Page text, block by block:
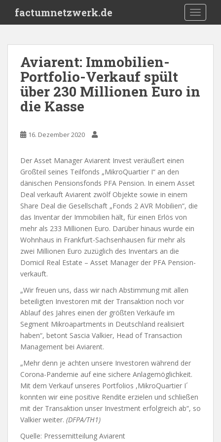
i
factumnetzwerk.de
Aviarent: Immobilien-
Portfolio-Verkauf spült
über 230 Millionen Euro in
die Kasse
16. Dezember 2020
Der Asset Manager Aviarent Invest veräußert einen
Großteil seines Teilfonds „MikroQuartier I“ an den
dänischen Pensionsfonds PFA Pension. In einem Asset
Deal verkauft Aviarent zwölf Objekte sowie in einem
Share Deal die Gesellschaft „Fonds 2 AVR Mobilien“, die
das Inventar der Immobilien hält, für einen Erlös von
mehr als 233 Millionen Euro. Darüber hinaus wurde ein
Wohnhaus in Frankfurt-Sachsenhausen für mehr als
zwei Millionen Euro zuzüglich des Inventars an die
Domicil Real Estate – Asset Manager der PFA Pension-
verkauft.
„Wir freuen uns, dass wir nach Abstimmung mit allen
beteiligten Investoren mit der Transaktion noch vor
Ablauf des Jahres einen der größten Verkäufe im
Segment Mikroapartments in Deutschland realisiert
haben“, betont Sascia Valkier, Head of Transaction
Management bei Aviarent.
„Mehr denn je achten unsere Investoren während der
Corona-Pandemie auf eine sichere Anlagemöglichkeit.
Mit dem Verkauf unseres Portfolios ,MikroQuartier I´
konnten wir eine positive Rendite erzielen und schließen
mit der Transaktion unser Investment erfolgreich ab“, so
Valkier weiter. (DFPA/TH1)
Quelle: Pressemitteilung Aviarent